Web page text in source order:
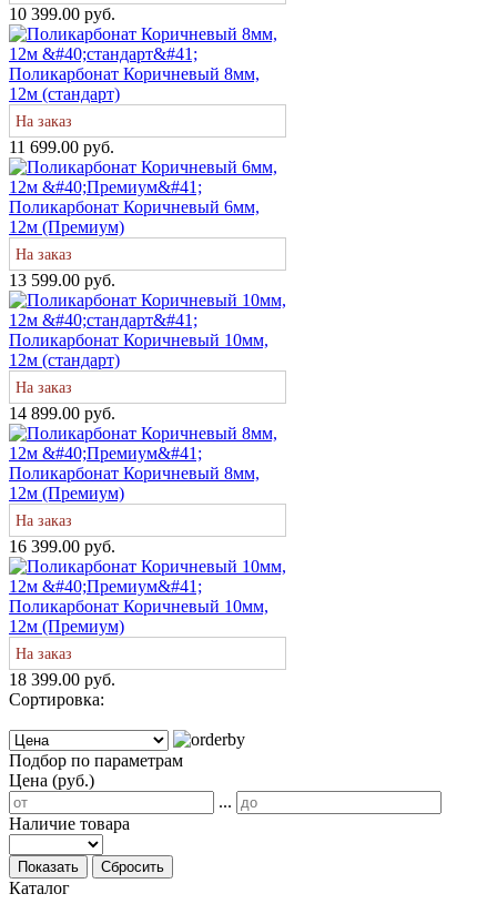
10 399.00 руб.
Поликарбонат Коричневый 8мм,
12м (стандарт)
На заказ
11 699.00 руб.
Поликарбонат Коричневый 6мм,
12м (Премиум)
На заказ
13 599.00 руб.
Поликарбонат Коричневый 10мм,
12м (стандарт)
На заказ
14 899.00 руб.
Поликарбонат Коричневый 8мм,
12м (Премиум)
На заказ
16 399.00 руб.
Поликарбонат Коричневый 10мм,
12м (Премиум)
На заказ
18 399.00 руб.
Сортировка:
Подбор по параметрам
Цена (руб.)
...
Наличие товара
Показать Сбросить
Каталог